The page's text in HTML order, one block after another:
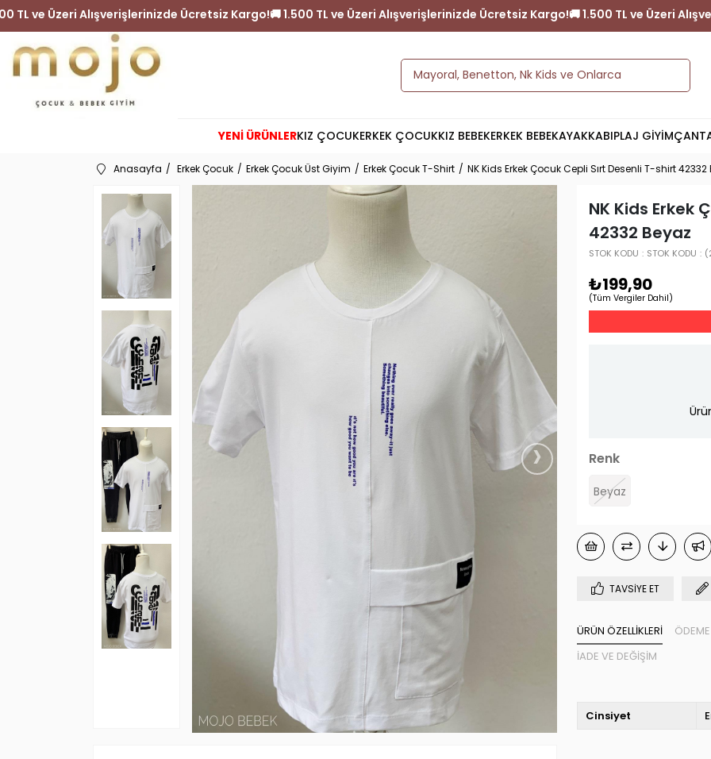
🚚 1.500 TL ve Üzeri Alışverişlerinizde Ücretsiz Kargo! 🚚 1.500 TL ve Üzeri Alışverişlerinizde Ücretsiz Kargo! 🚚 1.500
YENİ ÜRÜNLERKIZ ÇOCUKERKEK ÇOCUKKIZ BEBEKERKEK BEBEKAYAKKABIPLAJ GİYİM
Anasayfa Erkek Çocuk Erkek Çocuk Üst Giyim Erkek Çocuk T-Shirt NK Kids Erkek Çocuk Cepli Sırt Desenli T-shirt 42332
›
NK Kids Erkek
42332 Beyaz
STOK KODU STOK KODU
₺199,90
(Tüm Vergiler Dahil)
Renk
Beyaz
TAVSIYE ET
ÜRÜN ÖZELLIKLERI
İADE VE DEĞIŞIM
Cinsiyet